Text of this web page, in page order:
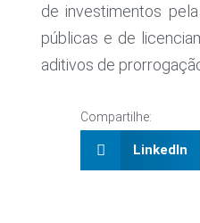
de investimentos
públicas e de
aditivos de
Compartilhe:
LinkedIn